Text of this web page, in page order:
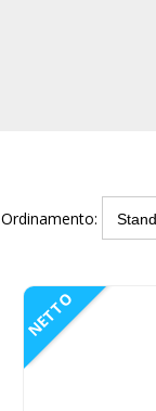
Ordinamento:
NETTO